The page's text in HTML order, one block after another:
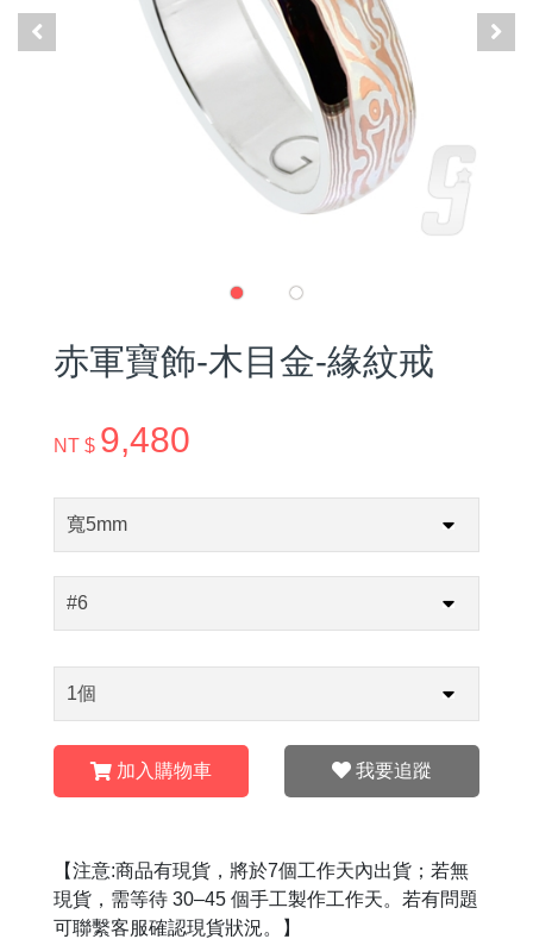
赤軍寶飾-木目金-緣紋戒
NT $ 9,480
我要追蹤
加入購物車
【注意:商品有現貨，將於7個工作天內出貨；若無
現貨，需等待 30–45 個手工製作工作天。若有問題
可聯繫客服確認現貨狀況。】